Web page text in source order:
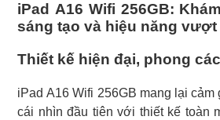
iPad A16 Wifi 256GB:
sáng tạo và hiệu năng vượt
Thiết kế hiện đại, phong
iPad A16 Wifi 256GB mang lại
cái nhìn đầu tiên với thiết kế toàn